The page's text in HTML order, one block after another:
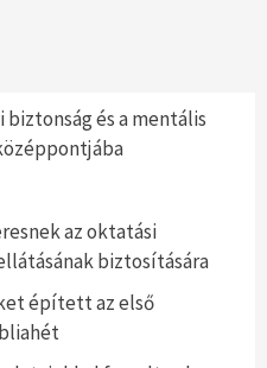
biztonság és a mentális
az oktatási
biztosítására
épített az első